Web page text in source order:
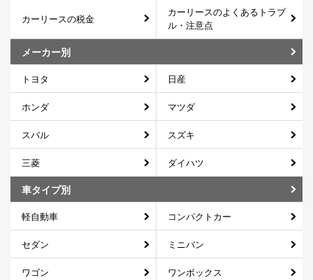
カーリースの税金
カーリースのよくあるトラブ
ル・注意点
メーカー別
トヨタ 日産
ホンダ マツダ
スバル スズキ
三菱 ダイハツ
車タイプ別
軽自動車 コンパクトカー
セダン ミニバン
ワゴン ワンボックス